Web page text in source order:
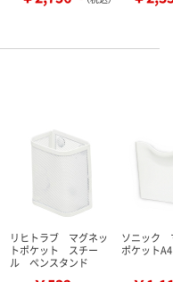
リヒトラブ マグネッ
トポケット スチー
ル ペンスタンド
ソニック
ポケットA4